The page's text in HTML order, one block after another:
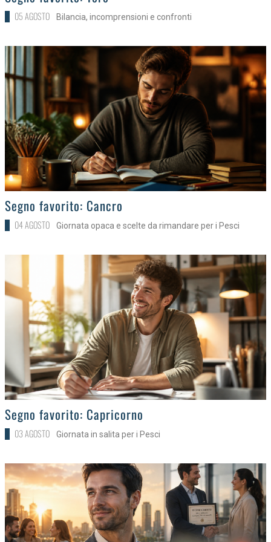
05 AGOSTO Bilancia, incomprensioni e confronti
>
Segno favorito: Cancro
04 AGOSTO Giornata opaca e scelte da rimandare per i Pesci
>
Segno favorito: Capricorno
03 AGOSTO Giornata in salita per i Pesci